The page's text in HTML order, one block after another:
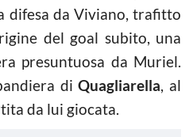
difesa da Viviano, trafitto
del goal subito, una
presuntuosa da Muriel.
diQuagliarella, al
da lui giocata.